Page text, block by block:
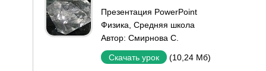
Презентация PowerPoint
Физика Средняя школа
Автор: Смирнова С.
Скачать урок (10,24 Мб)